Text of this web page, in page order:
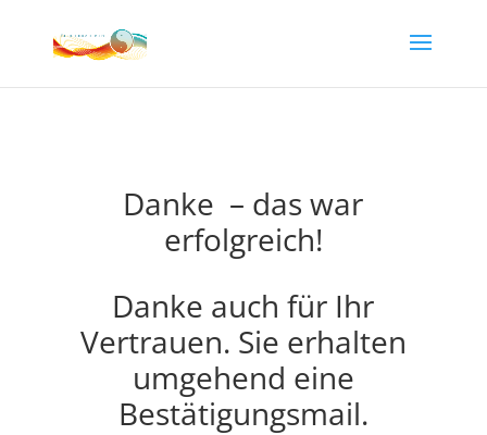
Danke – das war
erfolgreich!
Danke auch für Ihr
Vertrauen. Sie erhalten
umgehend eine
Bestätigungsmail.